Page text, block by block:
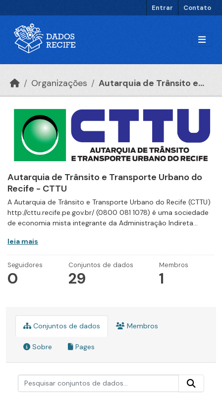
Entrar Contato
Organizações Autarquia de Trânsito e...
Autarquia de Trânsito e Transporte Urbano do
Recife - CTTU
A Autarquia de Trânsito e Transporte Urbano do Recife (CTTU)
http://cttu.recife.pe.gov.br/ (0800 081 1078) é uma sociedade
de economia mista integrante da Administração Indireta...
leia mais
Seguidores
0
Conjuntos de dados
29
Membros
1
Conjuntos de dados Membros
Sobre Pages